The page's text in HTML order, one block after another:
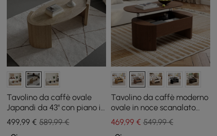
Tavolino da caffè ovale
Japandi da 43" con piano in
travertino
499,99 € 589,99 €
Tavolino da caffè moderno
ovale in noce scanalato
regolabile in altezza, 120
cm
469,99€ 549,99 €